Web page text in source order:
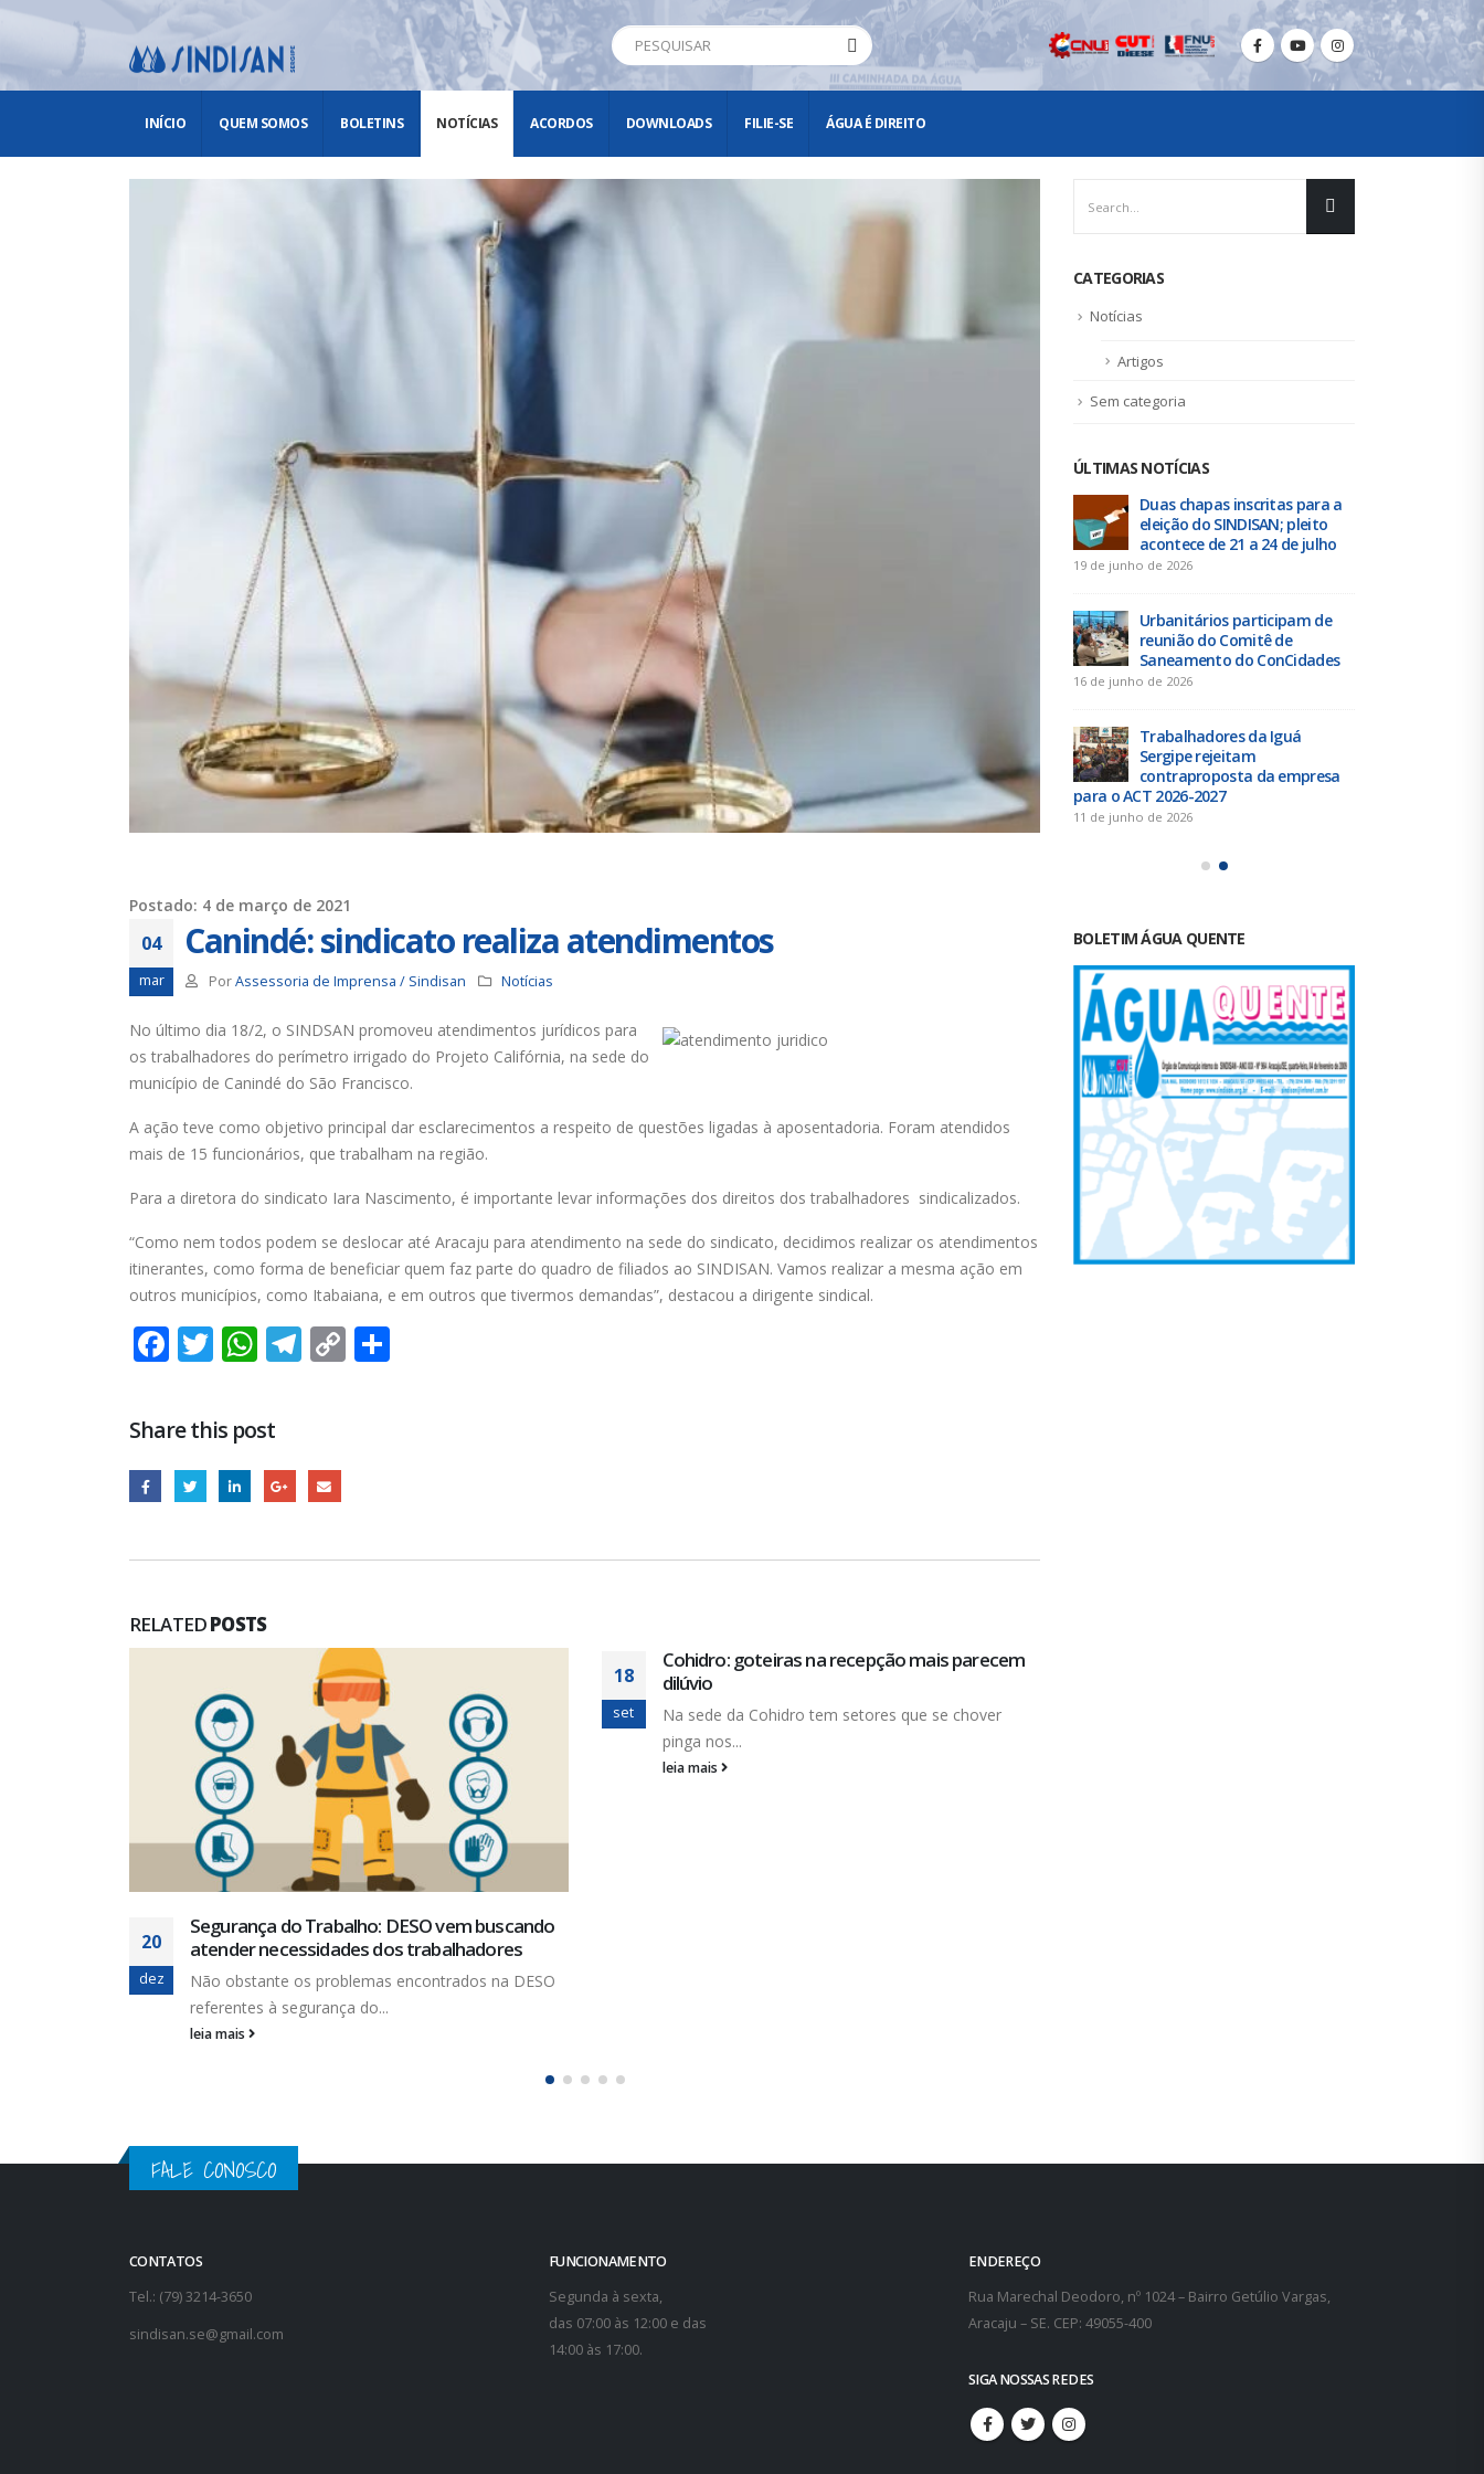
INÍCIO QUEM SOMOS BOLETINS NOTÍCIAS ACORDOS DOWNLOADS FILIE-SE ÁGUA É DIREITO
Postado: 4 de março de 2021
04
mar
Canindé: sindicato realiza atendimentos
PorAssessoria de Imprensa / Sindisan Notícias
No último dia 18/2, o SINDSAN promoveu atendimentos jurídicos para
os trabalhadores do perímetro irrigado do Projeto Califórnia, na sede do
município de Canindé do São Francisco.
A ação teve como objetivo principal dar esclarecimentos a respeito de questões ligadas à aposentadoria. Foram atendidos
mais de 15 funcionários, que trabalham na região.
Para a diretora do sindicato Iara Nascimento, é importante levar informações dos direitos dos trabalhadores sindicalizados.
“Como nem todos podem se deslocar até Aracaju para atendimento na sede do sindicato, decidimos realizar os atendimentos
itinerantes, como forma de beneficiar quem faz parte do quadro de filiados ao SINDISAN. Vamos realizar a mesma ação em
outros municípios, como Itabaiana, e em outros que tivermos demandas”, destacou a dirigente sindical.
Facebook
Twitter
WhatsApp
Telegram
Copy
Share this post
RELATEDPOSTS
20
dez
Segurança do Trabalho: DESO vem buscando
atender necessidades dos trabalhadores
Não obstante os problemas encontrados na DESO
referentes à segurança do...
leia mais
18
set
Cohidro: goteiras na recepção mais parecem
dilúvio
Na sede da Cohidro tem setores que se chover
pinga nos...
leia mais
CATEGORIAS
Notícias
Artigos
Sem categoria
ÚLTIMAS NOTÍCIAS
Trabalhadores da Iguá tem
até o dia 17/8 para
desautorizar desconto da
contribuição assistencial
Chapa 1 – “Unidade,
Resistência e Luta vence” a
eleição do Sindisan
25 de julho de 2026
Eleição para Diretoria
Executiva e Conselho Fiscal do
SINDISAN acontece até o dia
21 de julho de 2026
Duas chapas inscritas para a
eleição do SINDISAN; pleito
acontece de 21 a 24 de julho
19 de junho de 2026
Urbanitários participam de
reunião do Comitê de
Saneamento do ConCidades
16 de junho de 2026
Trabalhadores da Iguá
Sergipe rejeitam
contraproposta da empresa
para o ACT 2026-2027
11 de junho de 2026
Executiva e Conselho Fiscal do
SINDISAN acontece até o dia
24
21 de julho de 2026
Duas chapas inscritas para a
eleição do SINDISAN; pleito
acontece de 21 a 24 de julho
19 de junho de 2026
Urbanitários participam de
reunião do Comitê de
Saneamento do ConCidades
16 de junho de 2026
Trabalhadores da Iguá
Sergipe rejeitam
contraproposta da empresa
para o ACT 2026-2027
11 de junho de 2026
BOLETIM ÁGUA QUENTE
FALE CONOSCO
CONTATOS
Tel.: (79) 3214-3650
sindisan.se@gmail.com
FUNCIONAMENTO
Segunda à sexta,
das 07:00 às 12:00 e das
14:00 às 17:00.
ENDEREÇO
Rua Marechal Deodoro, nº 1024 – Bairro Getúlio Vargas,
Aracaju – SE. CEP: 49055-400
SIGA NOSSAS REDES